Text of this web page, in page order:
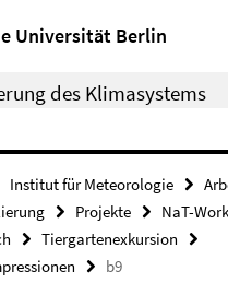
Universität Berlin
des Klimasystems
Institut für Meteorologie
Projekte NaT-
Tiergartenexkursion
b9